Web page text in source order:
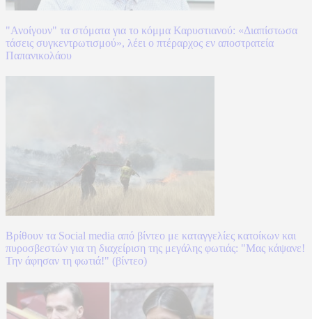
"Ανοίγουν" τα στόματα για το κόμμα Καρυστιανού: «Διαπίστωσα
τάσεις συγκεντρωτισμού», λέει ο πτέραρχος εν αποστρατεία
Παπανικολάου
Βρίθουν τα Social media από βίντεο με καταγγελίες κατοίκων και
πυροσβεστών για τη διαχείριση της μεγάλης φωτιάς: "Μας κάψανε!
Την άφησαν τη φωτιά!" (βίντεο)